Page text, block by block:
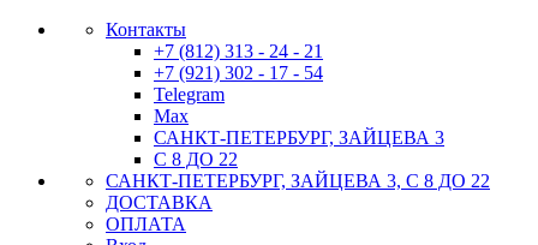
Контакты
+7 (812) 313 - 24 - 21
+7 (921) 302 - 17 - 54
Telegram
Max
САНКТ-ПЕТЕРБУРГ, ЗАЙЦЕВА 3
С 8 ДО 22
САНКТ-ПЕТЕРБУРГ, ЗАЙЦЕВА 3, С 8 ДО 22
ДОСТАВКА
ОПЛАТА